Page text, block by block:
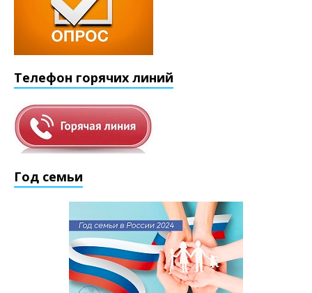
Телефон горячих линий
Год семьи